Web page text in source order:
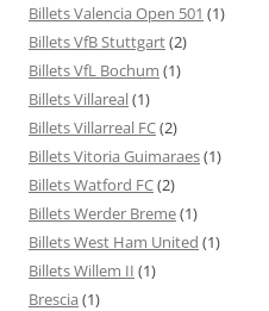
Billets Valencia Open 501 (1)
Billets VfB Stuttgart(2)
Billets VfL Bochum (1)
Billets Villareal(1)
Billets Villarreal FC(2)
Billets Vitoria Guimaraes(1)
Billets Watford FC(2)
Billets Werder Breme(1)
Billets West Ham United (1)
Billets Willem II (1)
Brescia (1)